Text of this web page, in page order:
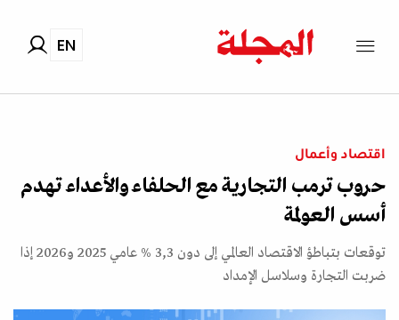
EN
اقتصاد وأعمال
حروب ترمب التجارية مع الحلفاء والأعداء تهدم
أسس العولمة
توقعات بتباطؤ الاقتصاد العالمي إلى دون 3,3 % عامي 2025 و2026 إذا
ضربت التجارة وسلاسل الإمداد